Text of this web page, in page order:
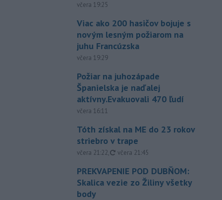
včera 19:25
Viac ako 200 hasičov bojuje s
novým lesným požiarom na
juhu Francúzska
včera 19:29
Požiar na juhozápade
Španielska je naďalej
aktívny.Evakuovali 470 ľudí
včera 16:11
Tóth získal na ME do 23 rokov
striebro v trape
včera 21:22, aktualizované
včera 21:45
PREKVAPENIE POD DUBŇOM:
Skalica vezie zo Žiliny všetky
body